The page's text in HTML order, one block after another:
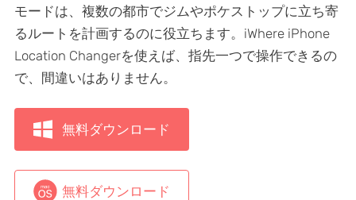
モードは、複数の都市でジムやポケストップに立ち寄
るルートを計画するのに役立ちます。iWhere iPhone
Location Changerを使えば、指先一つで操作できるの
で、間違いはありません。
無料ダウンロード
無料ダウンロード